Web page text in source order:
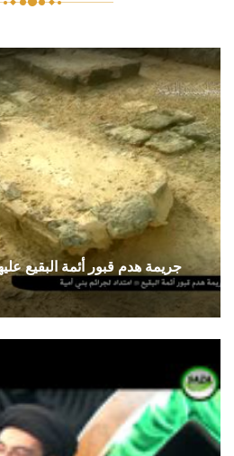
جريمة هدم قبور أئمة البقيع